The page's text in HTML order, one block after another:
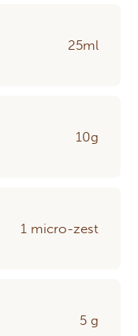
25ml
10g
1 micro-zest
5 g